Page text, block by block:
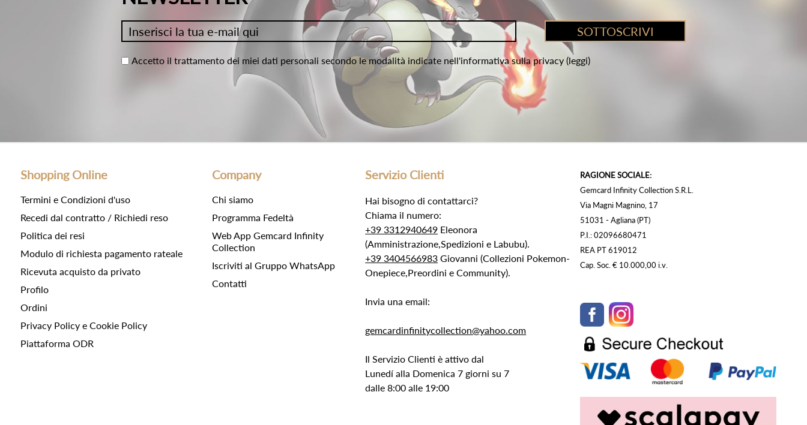
Accetto il trattamento dei miei dati personali secondo le modalità indicate nell'informativa sulla privacy (leggi)
Shopping Online
Termini e Condizioni d'uso
Recedi dal contratto / Richiedi reso
Politica dei resi
Modulo di richiesta pagamento rateale
Ricevuta acquisto da privato
Profilo
Ordini
Privacy Policy e Cookie Policy
Piattaforma ODR
Company
Chi siamo
Programma Fedeltà
Web App Gemcard Infinity
Collection
Iscriviti al Gruppo WhatsApp
Contatti
Servizio Clienti
Hai bisogno di contattarci?
Chiama il numero:
+39 3312940649 Eleonora
(Amministrazione,Spedizioni e Labubu).
+39 3404566983 Giovanni (Collezioni Pokemon-
Onepiece,Preordini e Community).
Invia una email:
gemcardinfinitycollection@yahoo.com
Il Servizio Clienti è attivo dal
Lunedí alla Domenica 7 giorni su 7
dalle 8:00 alle 19:00
RAGIONE SOCIALE:
Gemcard Infinity Collection S.R.L.
Via Magni Magnino, 17
51031 - Agliana (PT)
P.I.: 02096680471
REA PT 619012
Cap. Soc. € 10.000,00 i.v.